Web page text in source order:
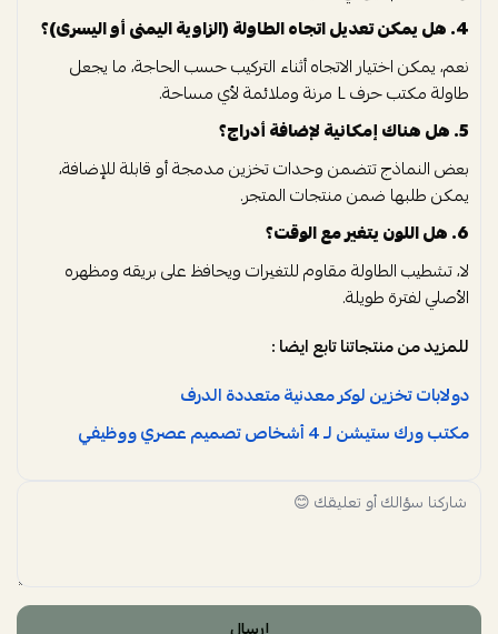
4. هل يمكن تعديل اتجاه الطاولة (الزاوية اليمنى أو اليسرى)؟
نعم، يمكن اختيار الاتجاه أثناء التركيب حسب الحاجة، ما يجعل
طاولة مكتب حرف L مرنة وملائمة لأي مساحة.
5. هل هناك إمكانية لإضافة أدراج؟
بعض النماذج تتضمن وحدات تخزين مدمجة أو قابلة للإضافة،
يمكن طلبها ضمن منتجات المتجر.
6. هل اللون يتغير مع الوقت؟
لا، تشطيب الطاولة مقاوم للتغيرات ويحافظ على بريقه ومظهره
الأصلي لفترة طويلة.
للمزيد من منتجاتنا تابع ايضا :
دولابات تخزين لوكر معدنية متعددة الدرف
مكتب ورك ستيشن لـ 4 أشخاص تصميم عصري ووظيفي
إرسال